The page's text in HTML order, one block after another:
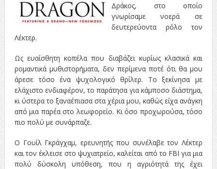
Δράκος, στο οποίο
γνωρίσαμε νοερά σε
δευτερεύοντα ρόλο τον
Λέκτερ.
Ως ευαίσθητη κοπέλα που διαβάζει κυρίως κλασικά και
ρομαντικά μυθιστορήματα, δεν περίμενα ποτέ ότι θα μου
άρεσε τόσο ένα ψυχολογικό θρίλερ. Το ξεκίνησα με
ελάχιστο ενδιαφέρον, το παράτησα για κάμποσο διάστημα,
κι ύστερα το ξαναέπιασα στα χέρια μου, καθώς είχα ανάγκη
από μια παρέα στο λεωφορείο. Κι όσο προχωρούσα, τόσο
πιο πολύ με συνάρπαζε.
Ο Γουίλ Γκράγχαμ, ερευνητής που συνέλαβε τον Λέκτερ
και τον έκλεισε στο ψυχιατρείο, καλείται από το FBI για μια
πολύ δύσκολη υπόθεση, που η αγριότητά της έχει